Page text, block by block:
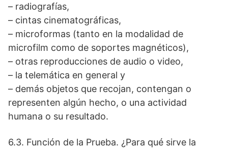
– radiografías,
– cintas cinematográficas,
– microformas (tanto en la modalidad de
microfilm como de soportes magnéticos),
– otras reproducciones de audio o video,
– la telemática en general y
– demás objetos que recojan, contengan o
representen algún hecho, o una actividad
humana o su resultado.
6.3. Función de la Prueba. ¿Para qué sirve la